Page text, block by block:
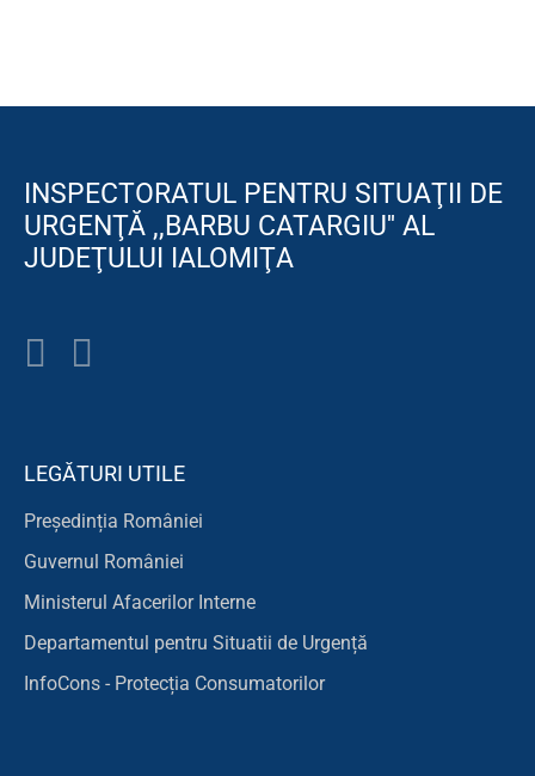
INSPECTORATUL PENTRU SITUAŢII DE
URGENŢĂ ,,BARBU CATARGIU'' AL
JUDEŢULUI IALOMIŢA
LEGĂTURI UTILE
Președinția României
Guvernul României
Ministerul Afacerilor Interne
Departamentul pentru Situatii de Urgență
InfoCons - Protecția Consumatorilor